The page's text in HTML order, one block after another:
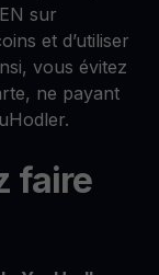
sur
et d’utiliser
vous évitez
ne payant
faire